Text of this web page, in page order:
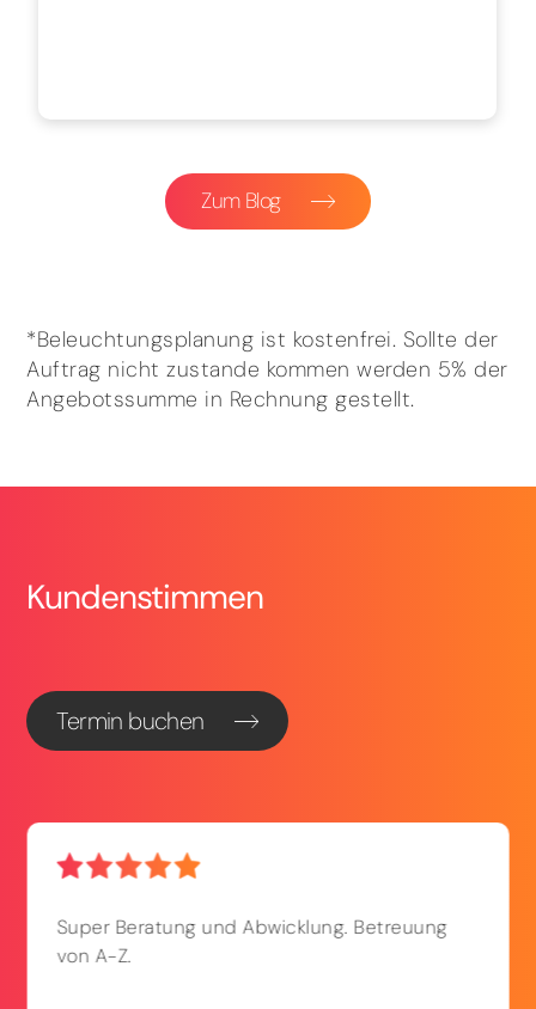
Zum Blog
*Beleuchtungsplanung ist kostenfrei. Sollte der
Auftrag nicht zustande kommen werden 5% der
Angebotssumme in Rechnung gestellt.
Kundenstimmen
Termin buchen
Super Beratung und Abwicklung. Betreuung
von A-Z.